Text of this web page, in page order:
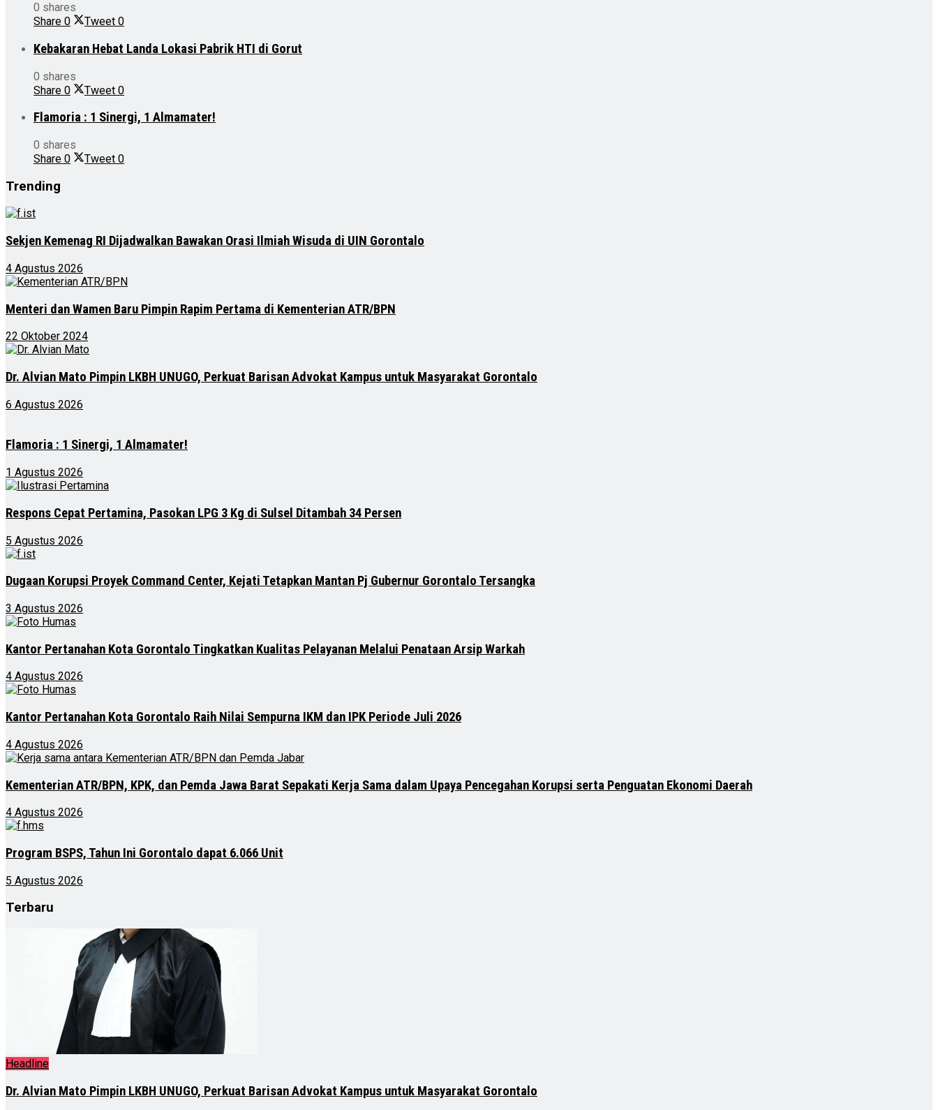
0 shares
Share 0 Tweet 0
Kebakaran Hebat Landa Lokasi Pabrik HTI di Gorut
0 shares
Share 0 Tweet 0
Flamoria : 1 Sinergi, 1 Almamater!
0 shares
Share 0 Tweet 0
Trending
Sekjen Kemenag RI Dijadwalkan Bawakan Orasi Ilmiah Wisuda di UIN Gorontalo
4 Agustus 2026
Menteri dan Wamen Baru Pimpin Rapim Pertama di Kementerian ATR/BPN
22 Oktober 2024
Dr. Alvian Mato Pimpin LKBH UNUGO, Perkuat Barisan Advokat Kampus untuk Masyarakat Gorontalo
6 Agustus 2026
Flamoria : 1 Sinergi, 1 Almamater!
1 Agustus 2026
Respons Cepat Pertamina, Pasokan LPG 3 Kg di Sulsel Ditambah 34 Persen
5 Agustus 2026
Dugaan Korupsi Proyek Command Center, Kejati Tetapkan Mantan Pj Gubernur Gorontalo Tersangka
3 Agustus 2026
Kantor Pertanahan Kota Gorontalo Tingkatkan Kualitas Pelayanan Melalui Penataan Arsip Warkah
4 Agustus 2026
Kantor Pertanahan Kota Gorontalo Raih Nilai Sempurna IKM dan IPK Periode Juli 2026
4 Agustus 2026
Kementerian ATR/BPN, KPK, dan Pemda Jawa Barat Sepakati Kerja Sama dalam Upaya Pencegahan Korupsi serta Penguatan Ekonomi Daerah
4 Agustus 2026
Program BSPS, Tahun Ini Gorontalo dapat 6.066 Unit
5 Agustus 2026
Terbaru
Headline
Dr. Alvian Mato Pimpin LKBH UNUGO, Perkuat Barisan Advokat Kampus untuk Masyarakat Gorontalo